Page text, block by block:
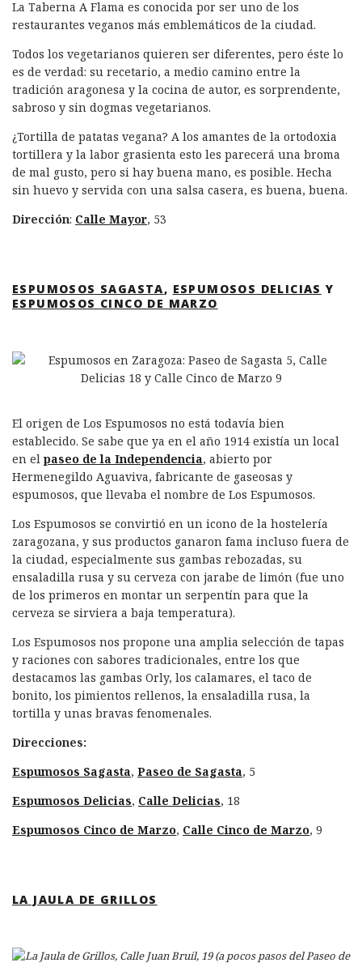
La Taberna A Flama es conocida por ser uno de los
restaurantes veganos más emblemáticos de la ciudad.
Todos los vegetarianos quieren ser diferentes, pero éste lo
es de verdad: su recetario, a medio camino entre la
tradición aragonesa y la cocina de autor, es sorprendente,
sabroso y sin dogmas vegetarianos.
¿Tortilla de patatas vegana? A los amantes de la ortodoxia
tortillera y la labor grasienta esto les parecerá una broma
de mal gusto, pero si hay buena mano, es posible. Hecha
sin huevo y servida con una salsa casera, es buena, buena.
Dirección: Calle Mayor, 53
ESPUMOSOS SAGASTA, ESPUMOSOS DELICIAS Y
ESPUMOSOS CINCO DE MARZO
El origen de Los Espumosos no está todavía bien
establecido. Se sabe que ya en el año 1914 existía un local
en el paseo de la Independencia, abierto por
Hermenegildo Aguaviva, fabricante de gaseosas y
espumosos, que llevaba el nombre de Los Espumosos.
Los Espumosos se convirtió en un icono de la hostelería
zaragozana, y sus productos ganaron fama incluso fuera de
la ciudad, especialmente sus gambas rebozadas, su
ensaladilla rusa y su cerveza con jarabe de limón (fue uno
de los primeros en montar un serpentín para que la
cerveza se sirviera a baja temperatura).
Los Espumosos nos propone una amplia selección de tapas
y raciones con sabores tradicionales, entre los que
destacamos las gambas Orly, los calamares, el taco de
bonito, los pimientos rellenos, la ensaladilla rusa, la
tortilla y unas bravas fenomenales.
Direcciones:
Espumosos Sagasta, Paseo de Sagasta, 5
Espumosos Delicias, Calle Delicias, 18
Espumosos Cinco de Marzo, Calle Cinco de Marzo, 9
LA JAULA DE GRILLOS